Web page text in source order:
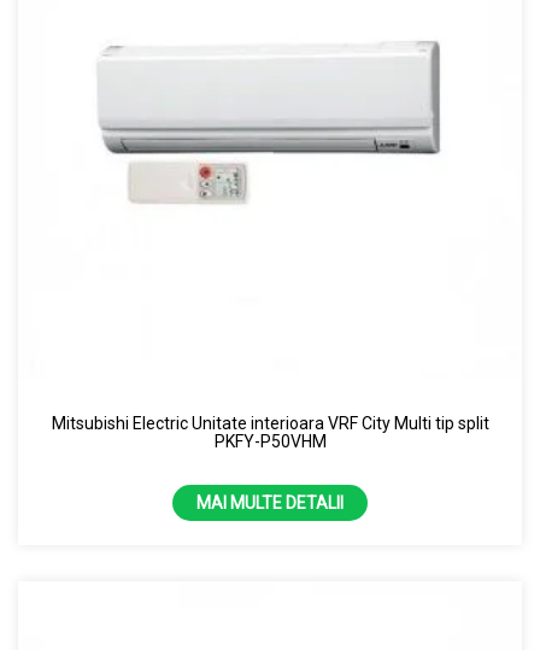
Mitsubishi Electric Unitate interioara VRF City Multi tip split
PKFY-P50VHM
MAI MULTE DETALII